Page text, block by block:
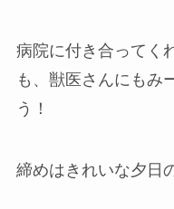
病院に付き合ってく
も、獣医さんにもみ
う！
締めはきれいな夕日